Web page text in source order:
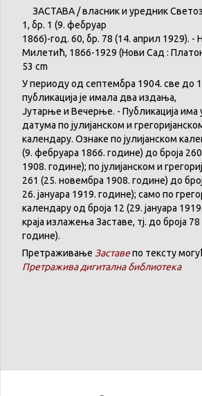
ЗАСТАВА /власники уредник
1, бр. 1 (9. фебруар
1866)-год. 60, бр. 78 (14. април 1929). -
Милетић, 1866-1929 (Нови Сад :
53 cm
Упериодуод септембра 1904. све до
публикација је имала два издања,
Јутарње и Вечерње. - Публикација има
датума по јулијанском и
календару. Ознаке по јулијанском
(9. фебруара 1866. године) до броја
1908. године); по јулијанском и
261 (25. новембра 1908. године) до
26. јануара 1919. године); само по
календаруод броја 12 (29. јануара
краја излажења Заставе, тј. до броја
године).
Претраживање Заставепо тексту
Претражива дигитална библиотека